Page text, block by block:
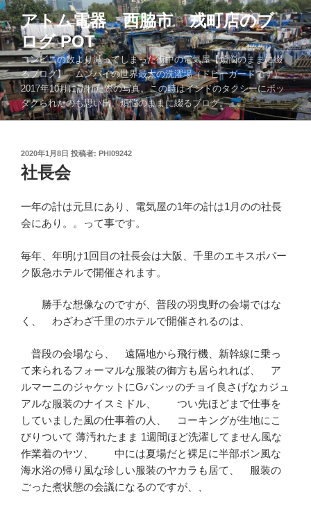
コ
ン
テ
ン
ツ
へ
ス
キ
アトム電器 西脇市 戎町店のブ
ログ POT
コンビニの数より減ってしまった街中の電気屋【煩悩のままに綴
るブログ】 ムンバイの世界最大の洗濯場（ドビーガードです）
2017年10月に訪れた際の写真。この時はインドのタクシーにボッ
タクられたのも思い出。煩悩のままに綴るブログ。。。
投
稿
日:
2020年1月8日 投稿者: PHI09242
社長会
一年の計は元旦にあり、電気屋の1年の計は1月のの社長
会にあり。。って事です。
毎年、年明け1回目の社長会は大阪、千里のエキスポパー
ク阪急ホテルで開催されます。
勝手な想像なのですが、普段の羽曳野の会場ではな
く、 わざわざ千里のホテルで開催されるのは、
普段の会場なら、 遠隔地から飛行機、新幹線に乗っ
て来られるフォーマルな服装の御方も居られれば、 ア
ルマーニのジャケットにGパンッのチョイ良さげなカジュ
アルな服装のナイスミドル、 つい先ほどまで仕事を
していました風の仕事着の人、 コーキングが生地にこ
びりついて 薄汚れたまま 1週間ほど洗濯してません風な
作業着のヤツ、 中には夏場だと裸足に半部ボン風な
海水浴の帰り風な珍しい服装のヤカラも居て、 服装の
ごった煮状態の会議になるのですが、、